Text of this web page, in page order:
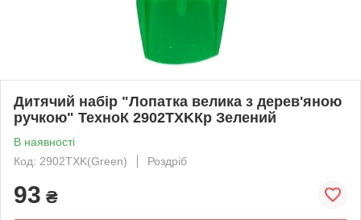
Дитячий набір "Лопатка велика з дерев'яною
ручкою" ТехноК 2902TXKКр Зелений
В наявності
Код: 2902TXK(Green)
Роздріб
93 ₴